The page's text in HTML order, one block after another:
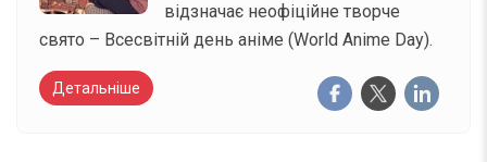
відзначає неофіційне творче
свято – Всесвітній день аніме (World Anime Day).
Детальніше